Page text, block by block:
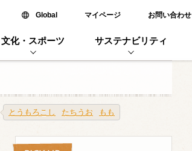
Global新しいウィンドウで開く
マイページ お問い合わせ
文化・スポーツ サステナビリティ
とうもろこし たちうお もも